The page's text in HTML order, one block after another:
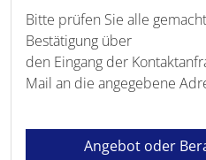
Bitte prüfen Sie alle
Bestätigung über
den Eingang der
Mail an die angegebene
Angebot oder